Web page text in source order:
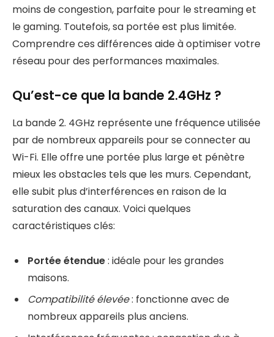
moins de congestion, parfaite pour le streaming et
le gaming. Toutefois, sa portée est plus limitée.
Comprendre ces différences aide à optimiser votre
réseau pour des performances maximales.
Qu’est-ce que la bande 2.4GHz ?
La bande 2. 4GHz représente une fréquence utilisée
par de nombreux appareils pour se connecter au
Wi-Fi. Elle offre une portée plus large et pénètre
mieux les obstacles tels que les murs. Cependant,
elle subit plus d’interférences en raison de la
saturation des canaux. Voici quelques
caractéristiques clés:
Portée étendue: idéale pour les grandes
maisons.
Compatibilité élevée: fonctionne avec de
nombreux appareils plus anciens.